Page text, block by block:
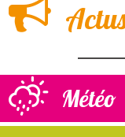
Météo